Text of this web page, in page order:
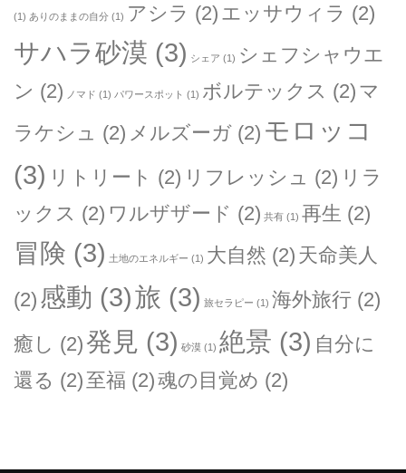
(1) ありのままの自分 (1) アシラ (2) エッサウィラ (2)
サハラ砂漠 (3) シェア (1) シェフシャウエ
ン (2) ノマド (1) パワースポット (1) ボルテックス (2) マ
ラケシュ (2) メルズーガ (2) モロッコ
(3) リトリート (2) リフレッシュ (2) リラ
ックス (2) ワルザザード (2) 共有 (1) 再生 (2)
冒険 (3) 土地のエネルギー (1) 大自然 (2) 天命美人
(2) 感動 (3)旅 (3) 旅セラピー (1) 海外旅行 (2)
癒し (2) 発見 (3) 砂漠 (1) 絶景 (3) 自分に
還る (2) 至福 (2)魂の目覚め (2)